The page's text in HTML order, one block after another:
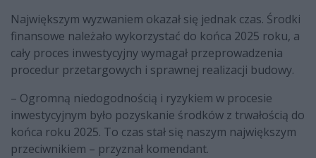
Największym wyzwaniem okazał się jednak czas. Środki
finansowe należało wykorzystać do końca 2025 roku, a
cały proces inwestycyjny wymagał przeprowadzenia
procedur przetargowych i sprawnej realizacji budowy.
– Ogromną niedogodnością i ryzykiem w procesie
inwestycyjnym było pozyskanie środków z trwałością do
końca roku 2025. To czas stał się naszym największym
przeciwnikiem – przyznał komendant.